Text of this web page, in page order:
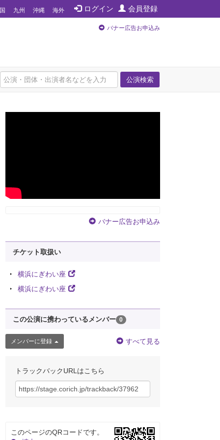
ログイン 会員登録
九州 沖縄 海外
バナー広告お申込み
公演検索
バナー広告お申込み
チケット取扱い
横浜にぎわい座
横浜にぎわい座
この公演に携わっているメンバー 0
メンバーに登録 すべて見る
トラックバックURLはこちら
このページのQRコードです。